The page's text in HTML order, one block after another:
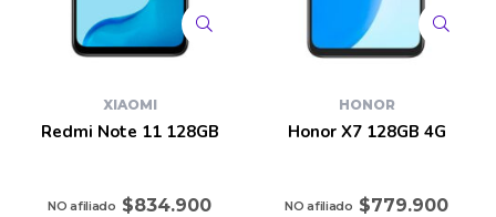
XIAOMI
Redmi Note 11 128GB
$834.900
HONOR
Honor X7 128GB 4G
$779.900